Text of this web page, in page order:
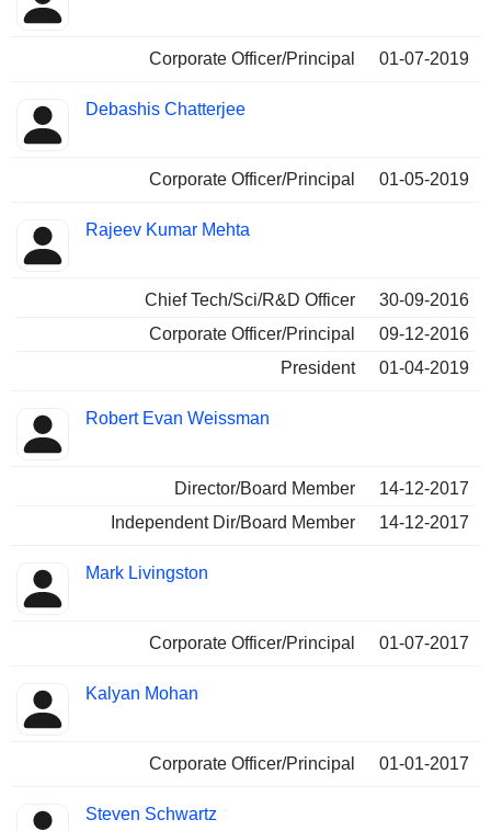
Corporate Officer/Principal 01-07-2019
Debashis Chatterjee
Corporate Officer/Principal 01-05-2019
Rajeev Kumar Mehta
Chief Tech/Sci/R&D Officer
30-09-2016
Corporate Officer/Principal
09-12-2016
President
01-04-2019
Robert Evan Weissman
Director/Board Member
14-12-2017
Independent Dir/Board Member
14-12-2017
Mark Livingston
Corporate Officer/Principal 01-07-2017
Kalyan Mohan
Corporate Officer/Principal 01-01-2017
Steven Schwartz